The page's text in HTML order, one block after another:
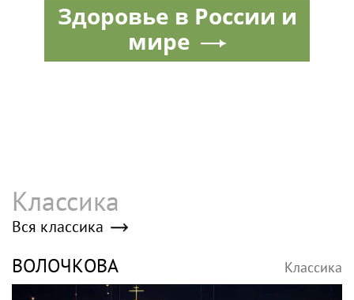
Здоровье в России и
мире
Классика
Вся классика
ВОЛОЧКОВА Классика